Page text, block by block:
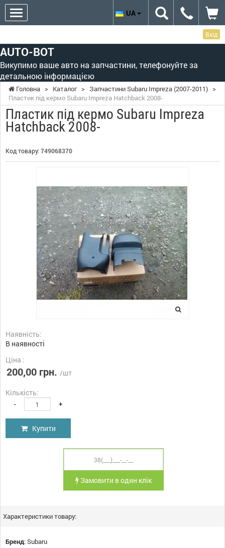
Вхід
AUTO-BOT
Викупимо ваше авто на запчастини, телефонуйте за
детальною інформацією
UA
Головна > Каталог > Запчастини Subaru Impreza (2007-2011) >
Пластик під кермо Subaru Impreza Hatchback 2008-
Пластик під кермо Subaru Impreza
Hatchback 2008-
Код товару: 749068370
Наявність:
В наявності
Ціна :
200,00 грн. /шт
Кількість:
- +
Купити
Замовити в один клік
Характеристики товару:
Бренд:Subaru